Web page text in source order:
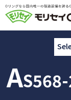
A